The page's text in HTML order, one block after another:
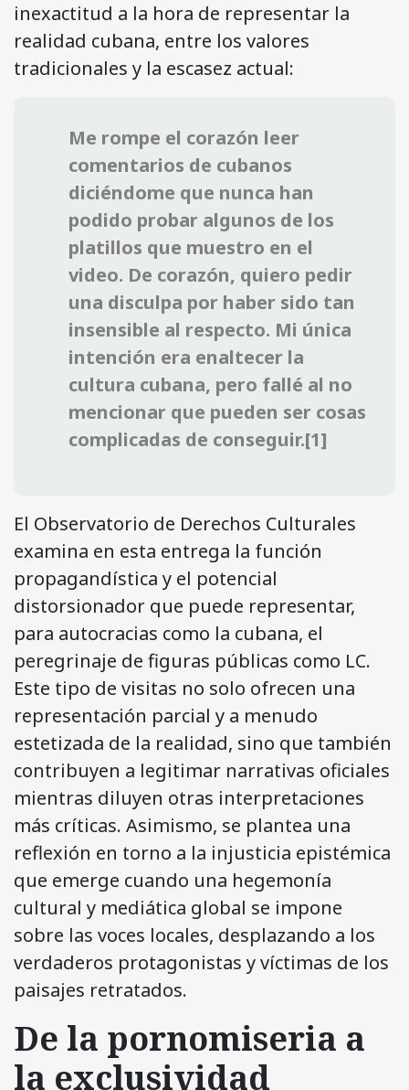
inexactitud a la hora de representar la
realidad cubana, entre los valores
tradicionales y la escasez actual:
Me rompe el corazón leer
comentarios de cubanos
diciéndome que nunca han
podido probar algunos de los
platillos que muestro en el
video. De corazón, quiero pedir
una disculpa por haber sido tan
insensible al respecto. Mi única
intención era enaltecer la
cultura cubana, pero fallé al no
mencionar que pueden ser cosas
complicadas de conseguir.[1]
El Observatorio de Derechos Culturales
examina en esta entrega la función
propagandística y el potencial
distorsionador que puede representar,
para autocracias como la cubana, el
peregrinaje de figuras públicas como LC.
Este tipo de visitas no solo ofrecen una
representación parcial y a menudo
estetizada de la realidad, sino que también
contribuyen a legitimar narrativas oficiales
mientras diluyen otras interpretaciones
más críticas. Asimismo, se plantea una
reflexión en torno a la injusticia epistémica
que emerge cuando una hegemonía
cultural y mediática global se impone
sobre las voces locales, desplazando a los
verdaderos protagonistas y víctimas de los
paisajes retratados.
De la pornomiseria a
la exclusividad